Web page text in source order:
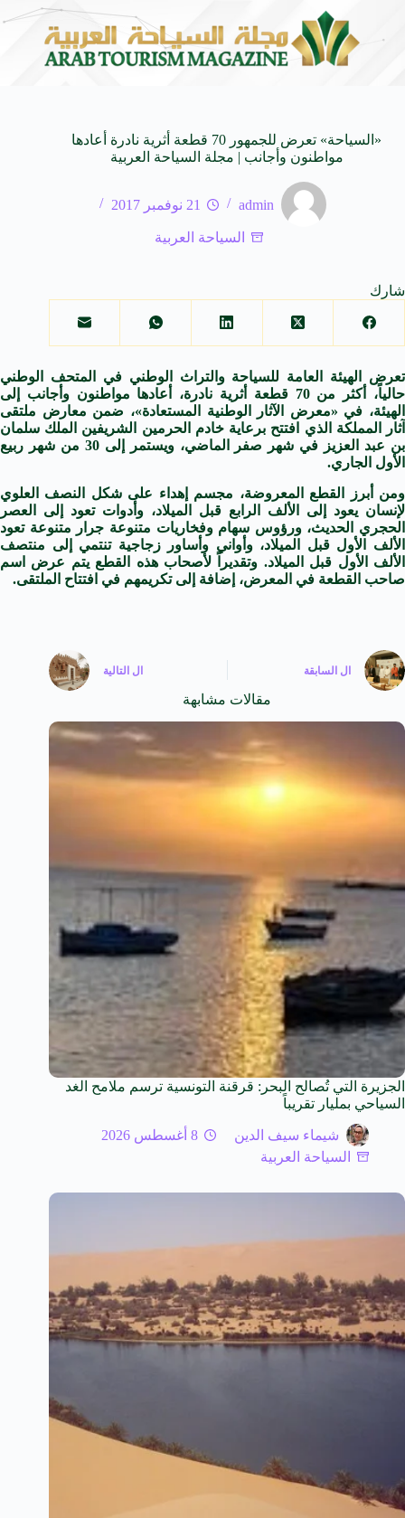
كيفنا.. في كل وجهة سحر خاص* 8 أغسطس 2026 افتتاح اكبر صالة
«السياحة» تعرض للجمهور 70 قطعة أثرية نادرة أعادها
مواطنون وأجانب | مجلة السياحة العربية
admin 21 نوفمبر 2017
السياحة العربية
شارك
تعرض الهيئة العامة للسياحة والتراث الوطني في المتحف الوطني
حالياً، أكثر من 70 قطعة أثرية نادرة، أعادها مواطنون وأجانب إلى
الهيئة، في «معرض الآثار الوطنية المستعادة»، ضمن معارض ملتقى
آثار المملكة الذي افتتح برعاية خادم الحرمين الشريفين الملك سلمان
بن عبد العزيز في شهر صفر الماضي، ويستمر إلى 30 من شهر ربيع
الأول الجاري.
ومن أبرز القطع المعروضة، مجسم إهداء على شكل النصف العلوي
لإنسان يعود إلى الألف الرابع قبل الميلاد، وأدوات تعود إلى العصر
الحجري الحديث، ورؤوس سهام وفخاريات متنوعة جرار متنوعة تعود
الألف الأول قبل الميلاد، وأواني وأساور زجاجية تنتمي إلى منتصف
الألف الأول قبل الميلاد. وتقديراً لأصحاب هذه القطع يتم عرض اسم
صاحب القطعة في المعرض، إضافة إلى تكريمهم في افتتاح الملتقى.
ال السابقة ال التالية
مقالات مشابهة
الجزيرة التي تُصالح البحر: قرقنة التونسية ترسم ملامح الغد
السياحي بمليار تقريباً
شيماء سيف الدين
8 أغسطس 2026
السياحة العربية